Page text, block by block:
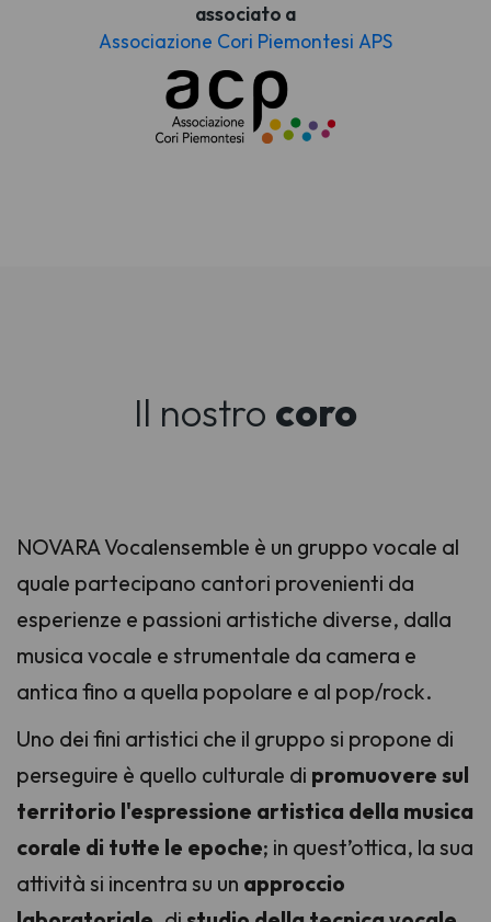
associato a
Associazione Cori Piemontesi APS
Il nostro coro
NOVARA Vocalensemble è un gruppo vocale al
quale partecipano cantori provenienti da
esperienze e passioni artistiche diverse, dalla
musica vocale e strumentale da camera e
antica fino a quella popolare e al pop/rock.
Uno dei fini artistici che il gruppo si propone di
perseguire è quello culturale di promuovere sul
territorio l'espressione artistica della musica
corale di tutte le epoche; in quest’ottica, la sua
attività si incentra su un approccio